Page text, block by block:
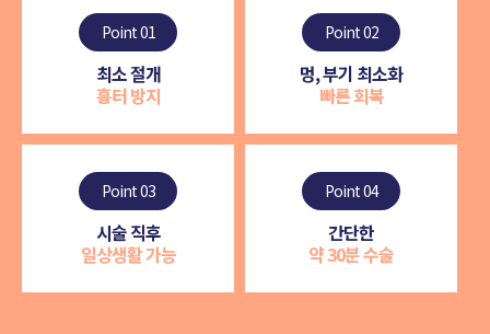
Point 01
최소 절개
흉터 방지
Point 02
멍, 부기 최소화
빠른 회복
Point 03
시술 직후
일상생활 가능
Point 04
간단한
약 30분 수술